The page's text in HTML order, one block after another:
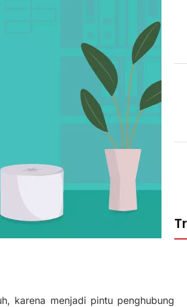
karena menjadi pintu penghubung